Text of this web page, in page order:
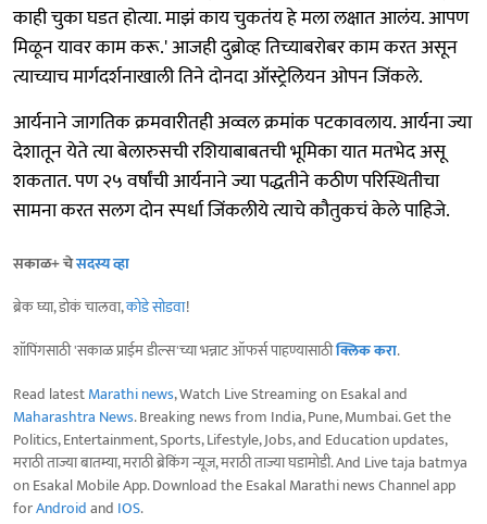
काही चुका घडत होत्या. माझं काय चुकतंय हे मला लक्षात आलंय. आपण
मिळून यावर काम करू.' आजही दुब्रोव्ह तिच्याबरोबर काम करत असून
त्याच्याच मार्गदर्शनाखाली तिने दोनदा ऑस्ट्रेलियन ओपन जिंकले.
आर्यनाने जागतिक क्रमवारीतही अव्वल क्रमांक पटकावलाय. आर्यना ज्या
देशातून येते त्या बेलारुसची रशियाबाबतची भूमिका यात मतभेद असू
शकतात. पण २५ वर्षांची आर्यनाने ज्या पद्धतीने कठीण परिस्थितीचा
सामना करत सलग दोन स्पर्धा जिंकलीये त्याचे कौतुकचं केले पाहिजे.
सकाळ+ चेसदस्य व्हा
ब्रेक घ्या, डोकं चालवा,कोडे सोडवा!
शॉपिंगसाठी 'सकाळ प्राईम डील्स'च्या भन्नाट ऑफर्स पाहण्यासाठीक्लिक करा.
Read latestMarathi news, Watch Live Streaming on Esakal and
Maharashtra News. Breaking news from India, Pune, Mumbai. Get the
Politics, Entertainment, Sports, Lifestyle, Jobs, and Education updates,
मराठी ताज्या बातम्या, मराठी ब्रेकिंग न्यूज, मराठी ताज्या घडामोडी. And Live taja batmya
on Esakal Mobile App. Download the Esakal Marathi news Channel app
forAndroidand IOS.